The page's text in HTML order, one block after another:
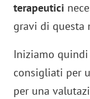
terapeutici
gravi di questa
Iniziamo
consigliati per
per una